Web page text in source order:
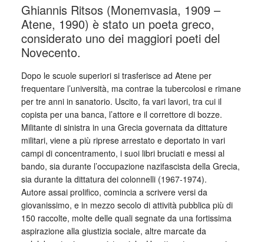
Ghiannis Ritsos (Monemvasia, 1909 –
Atene, 1990) è stato un poeta greco,
considerato uno dei maggiori poeti del
Novecento.
Dopo le scuole superiori si trasferisce ad Atene per
frequentare l’università, ma contrae la tubercolosi e rimane
per tre anni in sanatorio. Uscito, fa vari lavori, tra cui il
copista per una banca, l’attore e il correttore di bozze.
Militante di sinistra in una Grecia governata da dittature
militari, viene a più riprese arrestato e deportato in vari
campi di concentramento, i suoi libri bruciati e messi al
bando, sia durante l’occupazione nazifascista della Grecia,
sia durante la dittatura dei colonnelli (1967-1974).
Autore assai prolifico, comincia a scrivere versi da
giovanissimo, e in mezzo secolo di attività pubblica più di
150 raccolte, molte delle quali segnate da una fortissima
aspirazione alla giustizia sociale, altre marcate da